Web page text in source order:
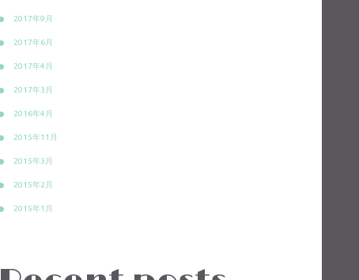
2017年9月
2017年6月
2017年4月
2017年3月
2016年4月
2015年11月
2015年3月
2015年2月
2015年1月